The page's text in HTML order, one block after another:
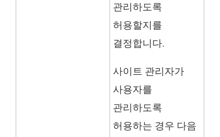
관리하도록
허용할지를
결정합니다.
사이트 관리자가
사용자를
관리하도록
허용하는 경우 다음